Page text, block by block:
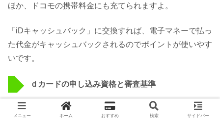
ほか、ドコモの携帯料金にも充てられますよ。
「iDキャッシュバック」に交換すれば、電子マネーで払っ
た代金がキャッシュバックされるのでポイントが使いやす
いです。
ｄカードの申し込み資格と審査基準
ｄカードの申し込み資格は「満18歳以上（学生除く）、
メニュー ホーム おすすめ 検索 サイドバー